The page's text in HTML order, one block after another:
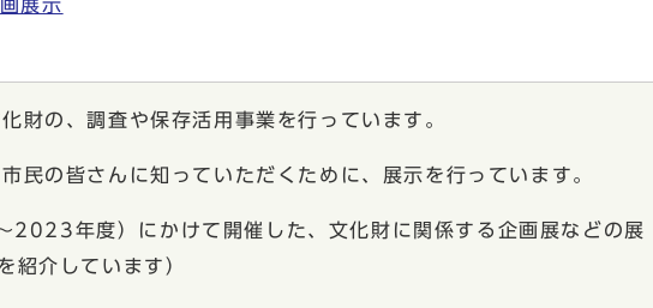
展示
の、調査や保存活用事業を行っています。
の皆さんに知っていただくために、展示を行っています。
年度）にかけて開催した、文化財に関係する企画展などの展
紹介しています）